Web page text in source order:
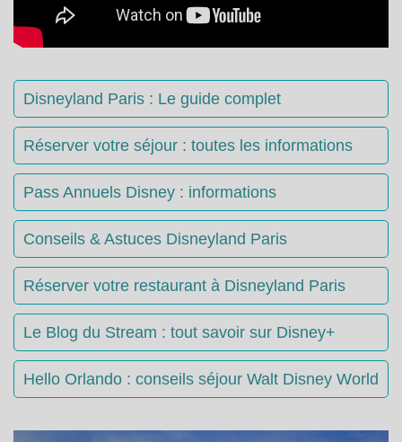
Disneyland Paris : Le guide complet
Réserver votre séjour : toutes les informations
Pass Annuels Disney : informations
Conseils & Astuces Disneyland Paris
Réserver votre restaurant à Disneyland Paris
Le Blog du Stream : tout savoir sur Disney+
Hello Orlando : conseils séjour Walt Disney World